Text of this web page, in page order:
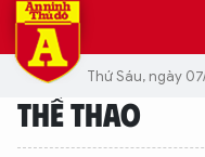
Thứ Sáu, ngày
THỂ THAO